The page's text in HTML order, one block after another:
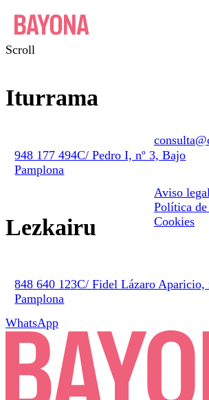
Conócenos
Tecnología
Facilidades de
Tratamientos
Periodoncia
Implantes
Odontopediatría
Endodoncia
Cirugía oral
Scroll
Iturrama
948 177 494C/ Pedro I, nº 3, Bajo
Pamplona
Lezkairu
848 640 123C/ Fidel Lázaro Aparicio,
Pamplona
WhatsApp
Aviso legal
Política
Cookies